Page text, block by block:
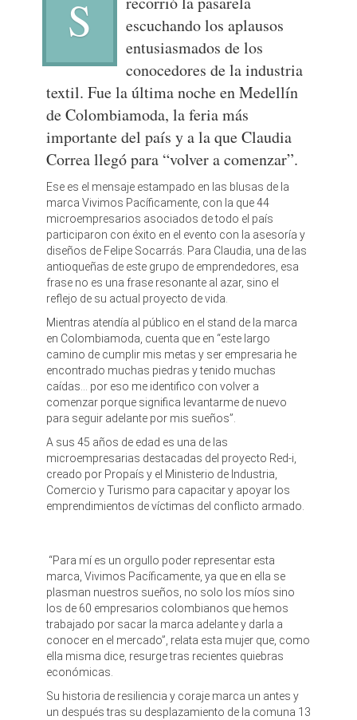
S
recorrió la pasarela
escuchando los aplausos
entusiasmados de los
conocedores de la industria
textil. Fue la última noche en Medellín
de Colombiamoda, la feria más
importante del país y a la que Claudia
Correa llegó para “volver a comenzar”.
Ese es el mensaje estampado en las blusas de la
marca Vivimos Pacíficamente, con la que 44
microempresarios asociados de todo el país
participaron con éxito en el evento con la asesoría y
diseños de Felipe Socarrás. Para Claudia, una de las
antioqueñas de este grupo de emprendedores, esa
frase no es una frase resonante al azar, sino el
reflejo de su actual proyecto de vida.
Mientras atendía al público en el stand de la marca
en Colombiamoda, cuenta que en “este largo
camino de cumplir mis metas y ser empresaria he
encontrado muchas piedras y tenido muchas
caídas… por eso me identifico con volver a
comenzar porque significa levantarme de nuevo
para seguir adelante por mis sueños”.
A sus 45 años de edad es una de las
microempresarias destacadas del proyecto Red-i,
creado por Propaís y el Ministerio de Industria,
Comercio y Turismo para capacitar y apoyar los
emprendimientos de víctimas del conflicto armado.
“Para mí es un orgullo poder representar esta
marca, Vivimos Pacíficamente, ya que en ella se
plasman nuestros sueños, no solo los míos sino
los de 60 empresarios colombianos que hemos
trabajado por sacar la marca adelante y darla a
conocer en el mercado”, relata esta mujer que, como
ella misma dice, resurge tras recientes quiebras
económicas.
Su historia de resiliencia y coraje marca un antes y
un después tras su desplazamiento de la comuna 13